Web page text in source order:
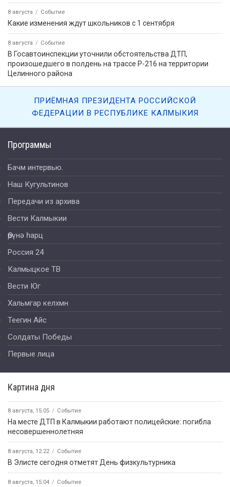
Программы
Бачм интервью.
Наш Кугультинов
Передачи из архива
Вести Калмыкии
Өрүнә һарц
Россия 24
Калмыцкое ТВ
Вести Юг
Хальмгар келхмн
Теегин Айс
Солдаты Победы
Первые лица
Картина дня
8 августа, 15:05 Событие
На месте ДТП в Калмыкии работают полицейские: погибла
несовершеннолетняя
8 августа, 12:22 Событие
В Элисте сегодня отметят День физкультурника
8 августа, 15:04 Событие
8 августа Событие
Какие изменения ждут школьников с 1 сентября
8 августа Событие
В Госавтоинспекции уточнили обстоятельства ДТП,
произошедшего в полдень на трассе Р-216 на территории
Целинного района
ПРИЁМНАЯ ПРЕЗИДЕНТА РОССИЙСКОЙ
ФЕДЕРАЦИИ В РЕСПУБЛИКЕ КАЛМЫКИЯ